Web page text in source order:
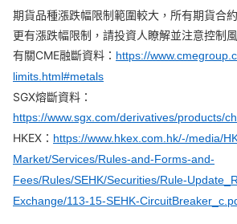
關於我們
媒體報導
期貨品種漲跌幅限制範圍較大，所有期貨合
更有漲跌幅限制，請投資人瞭解並注意控制風
有關CME融斷資料： https://
limits.html#metals
SGX熔斷資料：
https://www.sgx.com/derivatives/products/
HKEX： https://www.hkex.com.hk/-/media/
Market/Services/Rules-and-Forms-and-
Fees/Rules/SEHK/Securities/Rule-
Exchange/113-15-SEHK-